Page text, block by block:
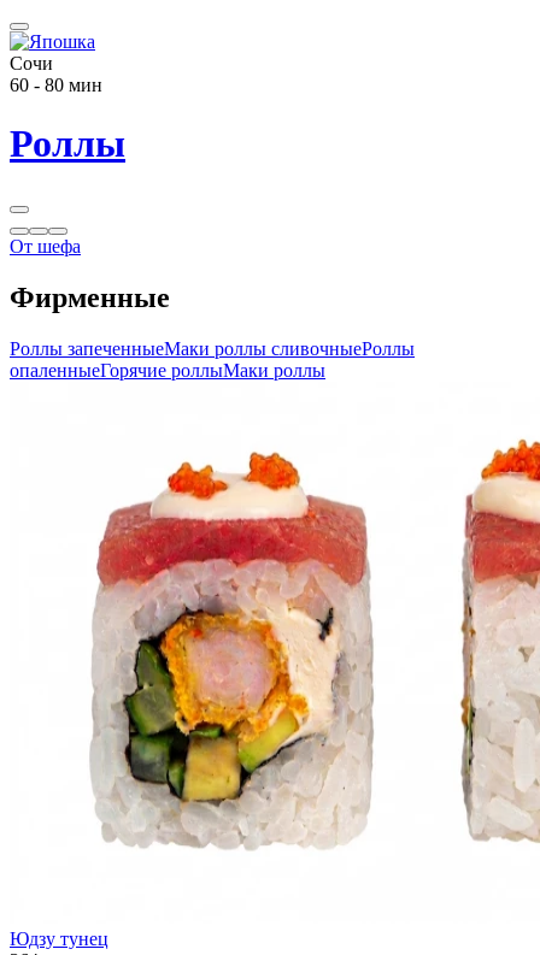
Сочи
60 - 80 мин
Роллы
От шефа
Фирменные
Роллы запеченныеМаки роллы сливочныеРоллы
опаленныеГорячие роллыМаки роллы
Юдзу тунец